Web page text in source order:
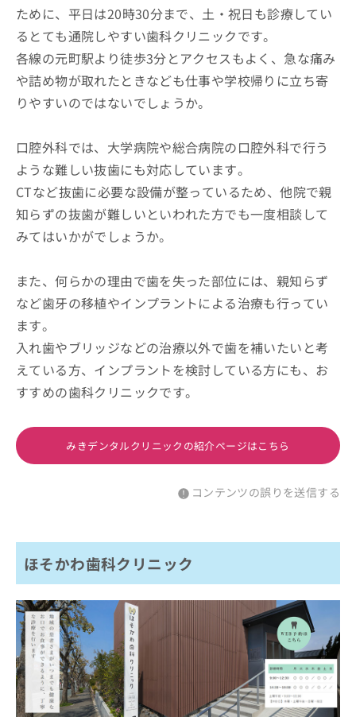
ために、平日は20時30分まで、土・祝日も診療してい
るとても通院しやすい歯科クリニックです。
各線の元町駅より徒歩3分とアクセスもよく、急な痛み
や詰め物が取れたときなども仕事や学校帰りに立ち寄
りやすいのではないでしょうか。
口腔外科では、大学病院や総合病院の口腔外科で行う
ような難しい抜歯にも対応しています。
CTなど抜歯に必要な設備が整っているため、他院で親
知らずの抜歯が難しいといわれた方でも一度相談して
みてはいかがでしょうか。
また、何らかの理由で歯を失った部位には、親知らず
など歯牙の移植やインプラントによる治療も行ってい
ます。
入れ歯やブリッジなどの治療以外で歯を補いたいと考
えている方、インプラントを検討している方にも、お
すすめの歯科クリニックです。
みきデンタルクリニックの紹介ページはこちら
コンテンツの誤りを送信する
ほそかわ歯科クリニック